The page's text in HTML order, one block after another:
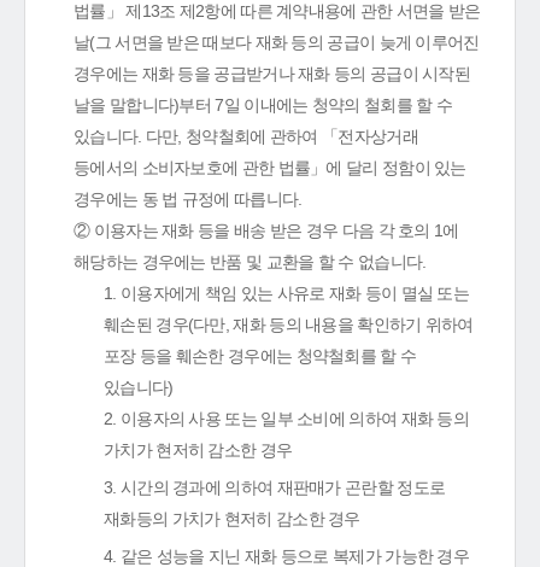
법률」 제13조 제2항에 따른 계약내용에 관한 서면을 받은
날(그 서면을 받은 때보다 재화 등의 공급이 늦게 이루어진
경우에는 재화 등을 공급받거나 재화 등의 공급이 시작된
날을 말합니다)부터 7일 이내에는 청약의 철회를 할 수
있습니다. 다만, 청약철회에 관하여 「전자상거래
등에서의 소비자보호에 관한 법률」에 달리 정함이 있는
경우에는 동 법 규정에 따릅니다.
② 이용자는 재화 등을 배송 받은 경우 다음 각 호의 1에
해당하는 경우에는 반품 및 교환을 할 수 없습니다.
1. 이용자에게 책임 있는 사유로 재화 등이 멸실 또는
훼손된 경우(다만, 재화 등의 내용을 확인하기 위하여
포장 등을 훼손한 경우에는 청약철회를 할 수
있습니다)
2. 이용자의 사용 또는 일부 소비에 의하여 재화 등의
가치가 현저히 감소한 경우
3. 시간의 경과에 의하여 재판매가 곤란할 정도로
재화등의 가치가 현저히 감소한 경우
4. 같은 성능을 지닌 재화 등으로 복제가 가능한 경우